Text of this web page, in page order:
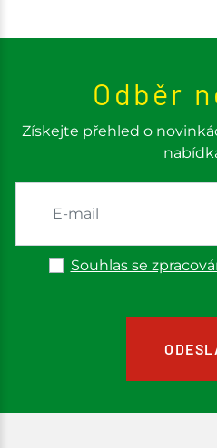
Odběr
Získejte přehled o
Souhlas se